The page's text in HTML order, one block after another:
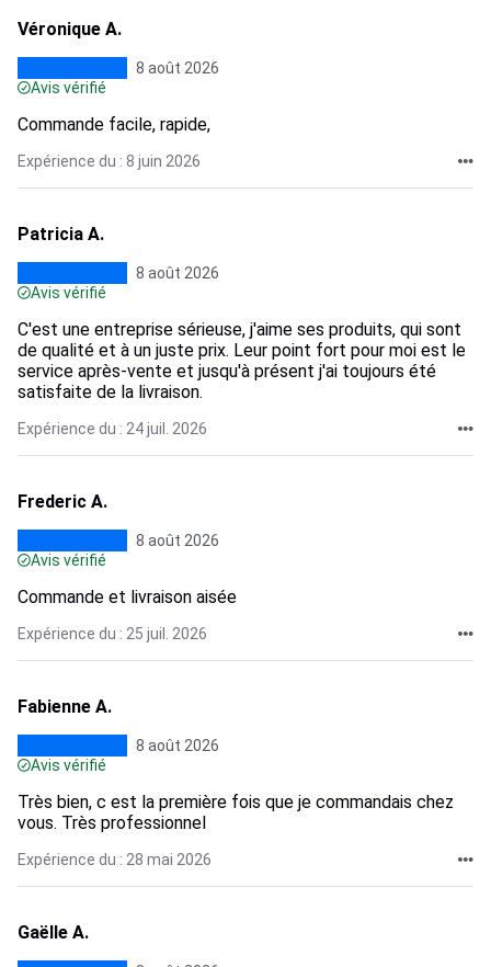
Véronique A.
8 août 2026
Avis vérifié
Commande facile, rapide,
Expérience du : 8 juin 2026
Patricia A.
8 août 2026
Avis vérifié
C'est une entreprise sérieuse, j'aime ses produits, qui sont
de qualité et à un juste prix. Leur point fort pour moi est le
service après-vente et jusqu'à présent j'ai toujours été
satisfaite de la livraison.
Expérience du : 24 juil. 2026
Frederic A.
8 août 2026
Avis vérifié
Commande et livraison aisée
Expérience du : 25 juil. 2026
Fabienne A.
8 août 2026
Avis vérifié
Très bien, c est la première fois que je commandais chez
vous. Très professionnel
Expérience du : 28 mai 2026
Gaëlle A.